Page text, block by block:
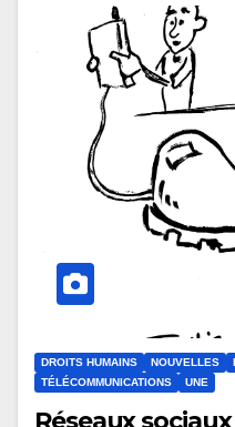
DROITS HUMAINS NOUVELLES
TÉLÉCOMMUNICATIONS
UNE
Réseaux